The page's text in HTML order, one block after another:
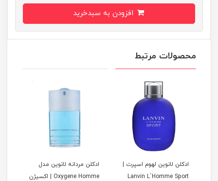
محصولات مرتبط
ادکلن لانوین لهوم اسپرت |
Lanvin L`Homme Sport
ادکلن مردانه لانوین مدل
Oxygene Homme | اکسیژن